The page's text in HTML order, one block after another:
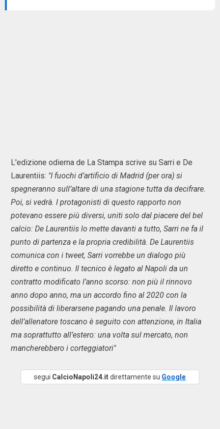
L'edizione odierna de La Stampa scrive su Sarri e De
Laurentiis: "I fuochi d’artificio di Madrid (per ora) si
spegneranno sull’altare di una stagione tutta da decifrare.
Poi, si vedrà. I protagonisti di questo rapporto non
potevano essere più diversi, uniti solo dal piacere del bel
calcio: De Laurentiis lo mette davanti a tutto, Sarri ne fa il
punto di partenza e la propria credibilità. De Laurentiis
comunica con i tweet, Sarri vorrebbe un dialogo più
diretto e continuo. Il tecnico è legato al Napoli da un
contratto modificato l’anno scorso: non più il rinnovo
anno dopo anno, ma un accordo fino al 2020 con la
possibilità di liberarsene pagando una penale. Il lavoro
dell’allenatore toscano è seguito con attenzione, in Italia
ma soprattutto all’estero: una volta sul mercato, non
mancherebbero i corteggiatori"
segui CalcioNapoli24.itdirettamente su Google